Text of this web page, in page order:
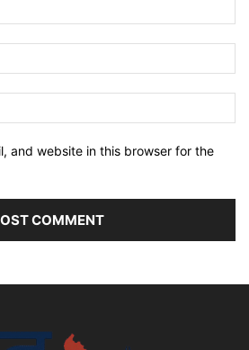
and website in this browser for the